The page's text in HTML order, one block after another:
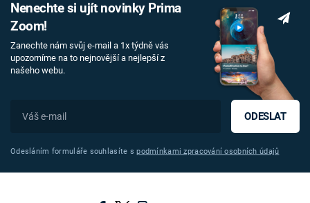
Nenechte si ujít novinky Prima
Zoom!
Zanechte nám svůj e-mail a 1x týdně vás
upozorníme na to nejnovější a nejlepší z
našeho webu.
ODESLAT
Odesláním formuláře souhlasíte spodmínkami zpracování osobních údajů